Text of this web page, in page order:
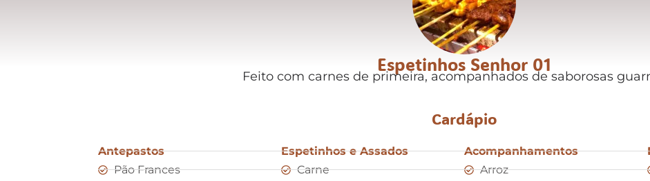
Espetinhos Senhor 01
Feito com carnes de primeira, acompanhados de saborosas
Cardápio
Antepastos
Pão Frances
Espetinhos e Assados
Carne
Acompanhamentos
Arroz